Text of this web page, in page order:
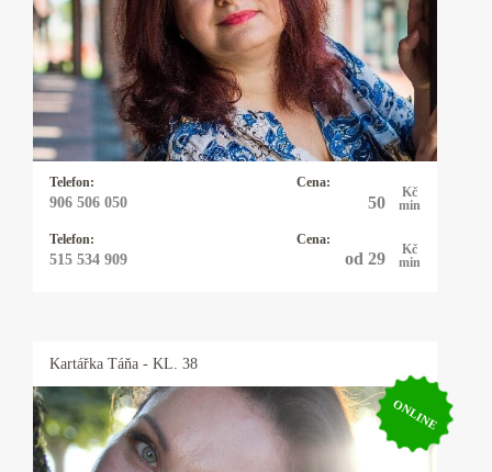
Telefon:
906 506 050
Cena:
50
Kč
min
Telefon:
515 534 909
Cena:
od 29
Kč
min
mariašovými i tarotovými kartami a vykladám
35 let. K výkladu karet mě přivedla mimo jiné i
touha si nechat vyložit od uznávané kartářky,
která mi sdělila, že jsem k ní byla poslána,
abych získala zkušenosti pomáhala lidem.
Těším se na zavolání.
Kartářka Táňa - KL. 38
ONLINE